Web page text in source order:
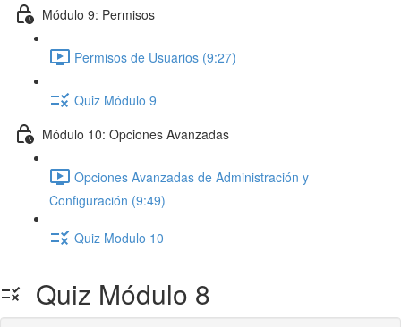
Módulo 9: Permisos
Permisos de Usuarios (9:27)
Quiz Módulo 9
Módulo 10: Opciones Avanzadas
Opciones Avanzadas de Administración y
Configuración (9:49)
Quiz Modulo 10
Quiz Módulo 8